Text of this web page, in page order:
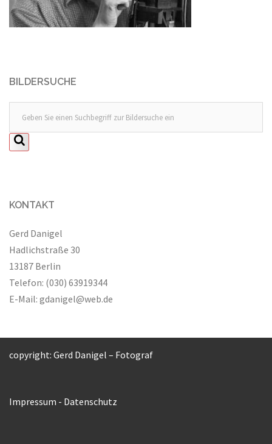
BILDERSUCHE
KONTAKT
Gerd Danigel
Hadlichstraße 30
13187 Berlin
Telefon: (030) 63919344
E-Mail: gdanigel@web.de
copyright: Gerd Danigel – Fotograf
Impressum - Datenschutz